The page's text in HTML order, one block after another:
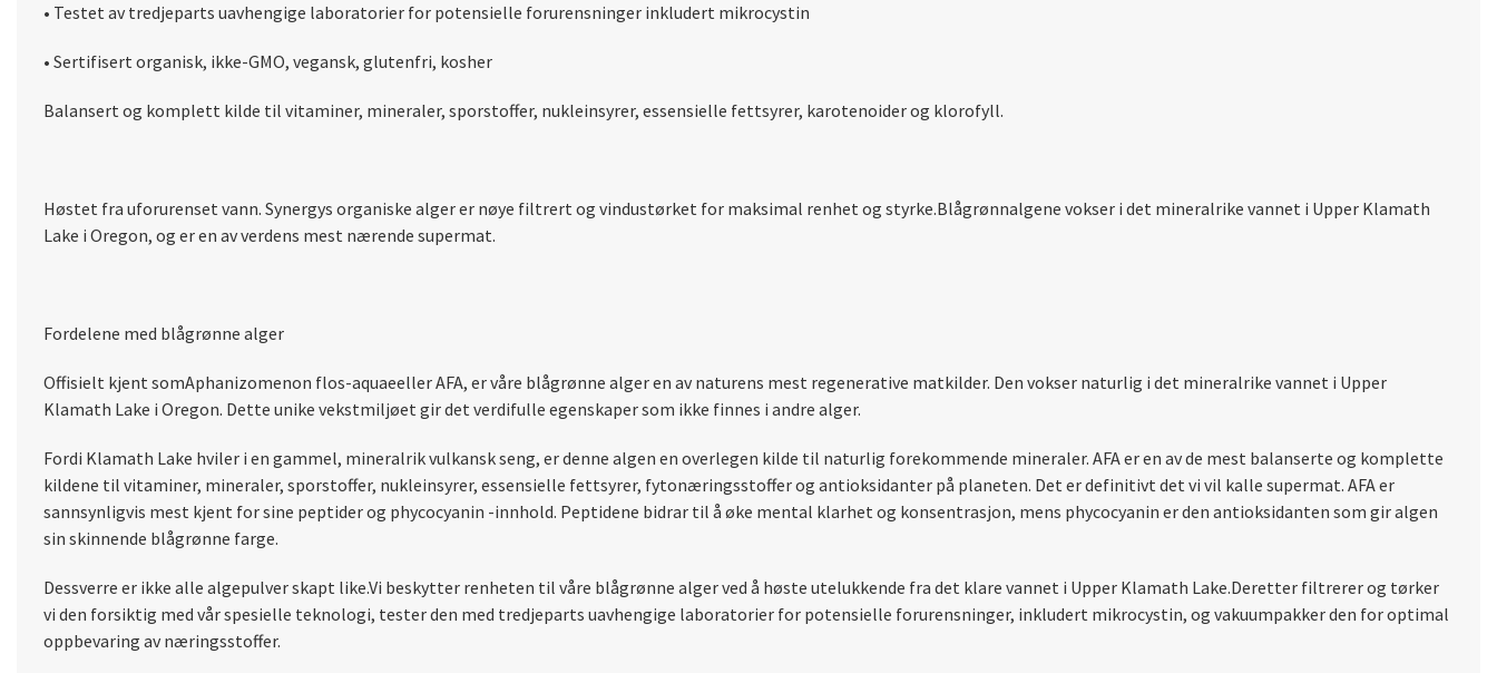
• Testet av tredjeparts uavhengige laboratorier for potensielle forurensninger inkludert mikrocystin
• Sertifisert organisk, ikke-GMO, vegansk, glutenfri, kosher
Balansert og komplett kilde til vitaminer, mineraler, sporstoffer, nukleinsyrer, essensielle fettsyrer, karotenoider og klorofyll.
Høstet fra uforurenset vann. Synergys organiske alger er nøye filtrert og vindustørket for maksimal renhet og styrke.Blågrønnalgene vokser i det mineralrike vannet i Upper Klamath
Lake i Oregon, og er en av verdens mest nærende supermat.
Fordelene med blågrønne alger
Offisielt kjent somAphanizomenon flos-aquaeeller AFA, er våre blågrønne alger en av naturens mest regenerative matkilder. Den vokser naturlig i det mineralrike vannet i Upper
Klamath Lake i Oregon. Dette unike vekstmiljøet gir det verdifulle egenskaper som ikke finnes i andre alger.
Fordi Klamath Lake hviler i en gammel, mineralrik vulkansk seng, er denne algen en overlegen kilde til naturlig forekommende mineraler. AFA er en av de mest balanserte og komplette
kildene til vitaminer, mineraler, sporstoffer, nukleinsyrer, essensielle fettsyrer, fytonæringsstoffer og antioksidanter på planeten. Det er definitivt det vi vil kalle supermat. AFA er
sannsynligvis mest kjent for sine peptider og phycocyanin -innhold. Peptidene bidrar til å øke mental klarhet og konsentrasjon, mens phycocyanin er den antioksidanten som gir algen
sin skinnende blågrønne farge.
Dessverre er ikke alle algepulver skapt like.Vi beskytter renheten til våre blågrønne alger ved å høste utelukkende fra det klare vannet i Upper Klamath Lake.Deretter filtrerer og tørker
vi den forsiktig med vår spesielle teknologi, tester den med tredjeparts uavhengige laboratorier for potensielle forurensninger, inkludert mikrocystin, og vakuumpakker den for optimal
oppbevaring av næringsstoffer.